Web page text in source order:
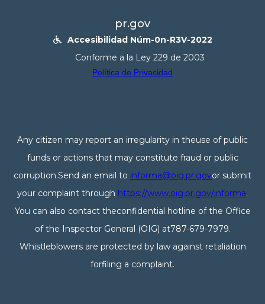
pr.gov

Accesibilidad Núm-0n-R3V-2022
Conforme a la Ley 229 de 2003
Política de Privacidad
Any citizen may report an irregularity in theuse of public
funds or actions that may constitute fraud or public
corruption.Send an email to informa@oig.pr.govor submit
your complaint through https://www.oig.pr.gov/informa.
You can also contact theconfidential hotline of the Office
of the Inspector General (OIG) at787-679-7979.
Whistleblowers are protected by law against retaliation
forfiling a complaint.